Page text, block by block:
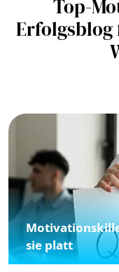
Top-
Erfolgsblog
sie platt